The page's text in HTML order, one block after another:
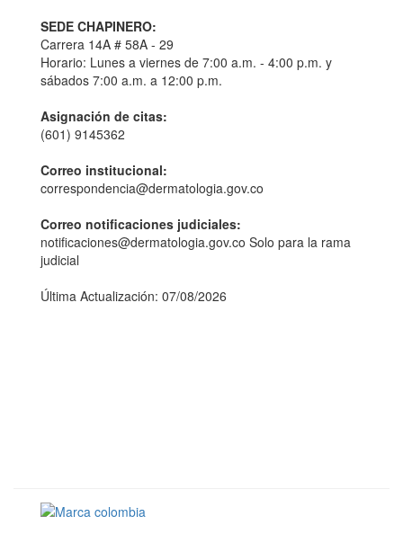
SEDE CHAPINERO:
Carrera 14A # 58A - 29
Horario: Lunes a viernes de 7:00 a.m. - 4:00 p.m. y
sábados 7:00 a.m. a 12:00 p.m.
Asignación de citas:
(601) 9145362
Correo institucional:
correspondencia@dermatologia.gov.co
Correo notificaciones judiciales:
notificaciones@dermatologia.gov.co Solo para la rama
judicial
Última Actualización: 07/08/2026